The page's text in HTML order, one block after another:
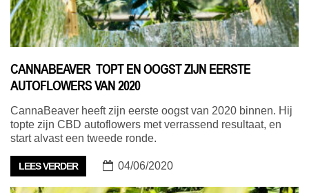
CANNABEAVER TOPT EN OOGST ZIJN EERSTE
AUTOFLOWERS VAN 2020
CannaBeaver heeft zijn eerste oogst van 2020 binnen. Hij
topte zijn CBD autoflowers met verrassend resultaat, en
start alvast een tweede ronde.
LEES VERDER 04/06/2020